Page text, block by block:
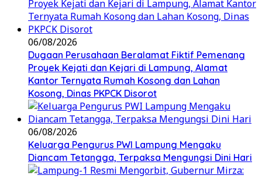
06/08/2026
Dugaan Perusahaan Beralamat Fiktif Pemenang
Proyek Kejati dan Kejari di Lampung, Alamat
Kantor Ternyata Rumah Kosong dan Lahan
Kosong, Dinas PKPCK Disorot
06/08/2026
Keluarga Pengurus PWI Lampung Mengaku
Diancam Tetangga, Terpaksa Mengungsi Dini Hari